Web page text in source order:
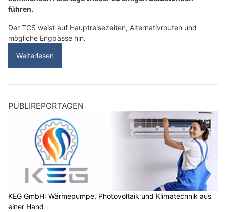
führen.
Der TCS weist auf Hauptreisezeiten, Alternativrouten und
mögliche Engpässe hin.
Weiterlesen
PUBLIREPORTAGEN
KEG GmbH: Wärmepumpe, Photovoltaik und Klimatechnik aus
einer Hand